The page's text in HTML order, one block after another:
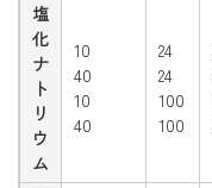
塩
化
ナ
ト
リ
ウ
ム
10
40
10
40
24
24
100
100